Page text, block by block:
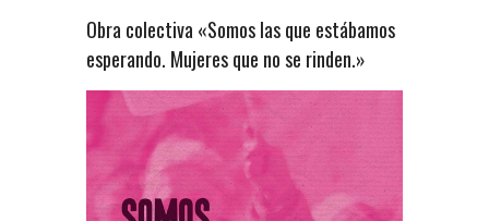
Obra colectiva «Somos las que estábamos
esperando. Mujeres que no se rinden.»